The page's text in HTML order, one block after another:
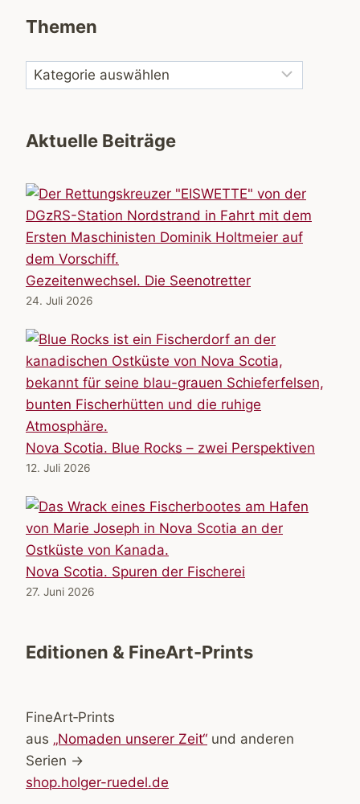
Themen
Aktuelle Beiträge
Gezeitenwechsel. Die Seenotretter
24. Juli 2026
Nova Scotia. Blue Rocks – zwei Perspektiven
12. Juli 2026
Nova Scotia. Spuren der Fischerei
27. Juni 2026
Editionen & FineArt-Prints
FineArt‑Prints
aus „Nomaden unserer Zeit“ und anderen
Serien →
shop.holger-ruedel.de